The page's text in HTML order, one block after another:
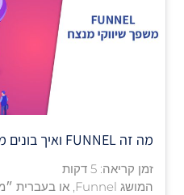
מה זה FUNNEL ואיך בונים משפך שיווקי מנצח לעסק?
זמן קריאה:5 דקות